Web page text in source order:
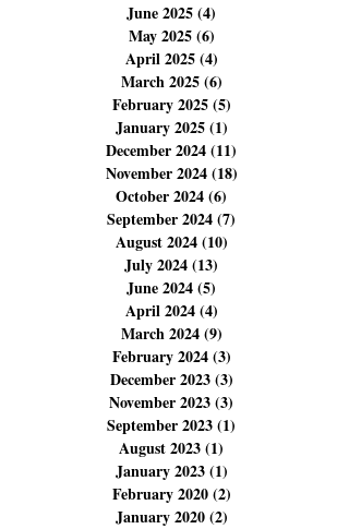
September 2025
August 2025(23)
July 2025(11)
June 2025(4)4 posts
May 2025(6)6 posts
April 2025(4)4 posts
March 2025(6)6 posts
February 2025 (5)5 posts
January 2025 (1)
December 2024(11)
November 2024(18)
October 2024(6)
September 2024
August 2024 (10)
July 2024(13)13 posts
June 2024(5)5 posts
April 2024(4)4 posts
March 2024(9)9 posts
February 2024(3)3 posts
December 2023(3)
November 2023 (3)
September 2023 (1)
August 2023 (1)1 post